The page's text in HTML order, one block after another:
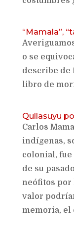
“Mamala”,
o se
describe de
libro de
Qullasuyu
Carlos
indígenas,
colonial,
de su
neófitos por
valor
memoria, el